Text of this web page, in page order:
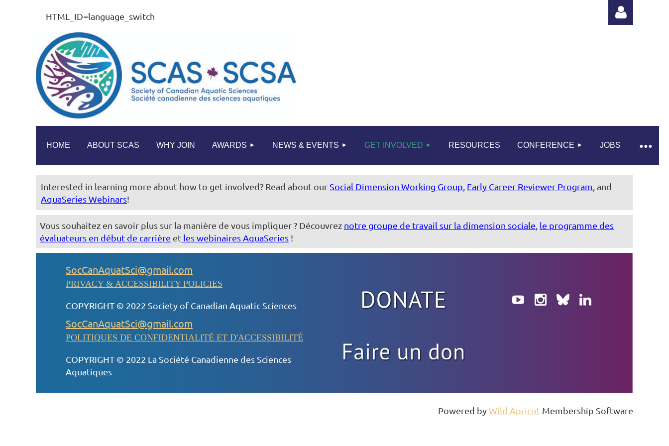
HTML_ID=language_switch
HOME ABOUT SCAS WHY JOIN AWARDS NEWS & EVENTS GET INVOLVED RESOURCES CONFERENCE JOBS
≡
Interested in learning more about how to get involved? Read about our Social Dimension Working Group Early Career Reviewer Program , and
AquaSeries Webinars!
Vous souhaitez en savoir plus sur la manière de vous impliquer ? Découvrez notre groupe de travail sur la dimension sociale le programme des
évaluateurs en début de carrière et les webinaires AquaSeries !
SocCanAquatSci@gmail.com
PRIVACY & ACCESSIBILITY POLICIES
COPYRIGHT © 2022 Society of Canadian Aquatic Sciences
SocCanAquatSci@gmail.com
POLITIQUES DE CONFIDENTIALITÉ ET D'ACCESSIBILITÉ
COPYRIGHT © 2022 La Société Canadienne des Sciences
Aquatiques
Powered byWild Apricot Membership Software